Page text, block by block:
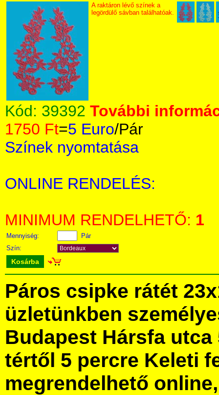
A raktáron lévő színek a
legördülő sávban találhatóak.
Kód: 39392 További
1750 Ft=5 Euro/Pár
Színek nyomtatása
ONLINE RENDELÉS:
MINIMUM RENDELHETŐ: 1
Mennyiség:
Pár
Szín:
Kosárba
Páros csipke rátét
üzletünkben
Budapest Hársfa utca
tértől 5 percre Keleti
megrendelhető